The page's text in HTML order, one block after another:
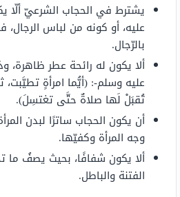
يشترط في الحجاب الشرعيّ ألّا
عليه، أو كونه من لباس
بالرّجال.
ألا يكون له رائحة عطر ظاهرة،
عليه وسلم-: (أيُّما امرأةٍ
تُقبَلْ لَها صلاةٌ حتَّى تغتسِلَ).
أن يكون الحجاب ساترًا لبدن
وجه المرأة وكفيّها.
ألا يكون شفافًا، بحيث يصفُ ما
الفتنة والباطل.